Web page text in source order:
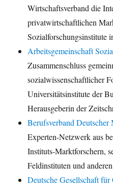
Wirtschaftsverband die
privatwirtschaftlichen
Sozialforschungsinstitute
Arbeitsgemeinschaft
Zusammenschluss
sozialwissenschaftlicher
Universitätsinstitute der
Herausgeberin der
Berufsverband
Experten-Netzwerk aus
Instituts-Marktforschern,
Feldinstituten und
Deutsche Gesellschaft